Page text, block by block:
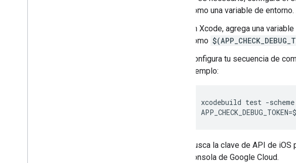
como una variable de
En Xcode, agrega una
como
Configura tu secuencia de
ejemplo:
xcodebuild test -scheme
Busca la clave de API de
consola de Google Cloud.